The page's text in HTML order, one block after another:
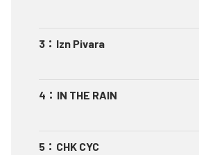
3 ： Izn Pivara
4 ： IN THE RAIN
5 ： CHK CYC